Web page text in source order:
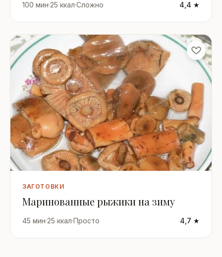
100 мин·25 ккал·Сложно 4,4 ★
ЗАГОТОВКИ
Маринованные рыжики на зиму
45 мин·25 ккал·Просто 4,7 ★